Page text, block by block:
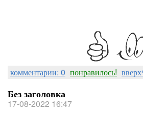
комментарии: 0 понравилось!
Без заголовка
17-08-2022 16:47